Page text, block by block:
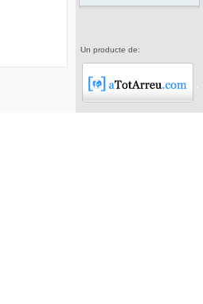
Un producte de: